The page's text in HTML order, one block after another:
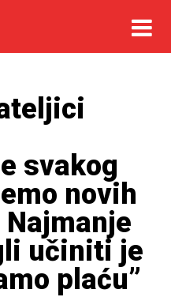
svakog
novih
učiniti je
plaću”